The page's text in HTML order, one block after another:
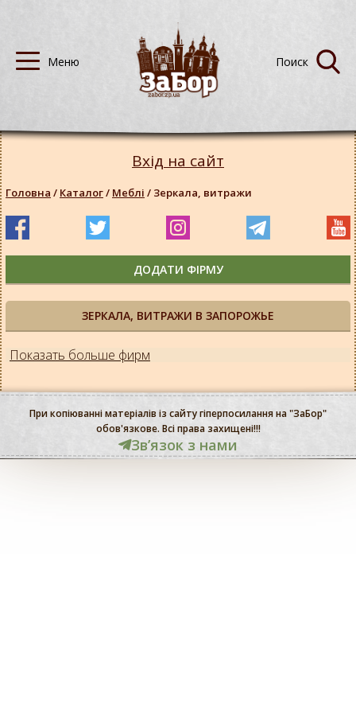
ЗЕРКАЛА, ВИТРАЖИ В ЗАПОРОЖЬЕ
Показать больше фирм
Вхід на сайт
Головна / Каталог/ Меблі / Зеркала, витражи
ДОДАТИ ФІРМУ
При копіюванні матеріалів із сайту гіперпосилання на "ЗаБор"
обов'язкове. Всі права захищені!!!
Звʼязок з нами